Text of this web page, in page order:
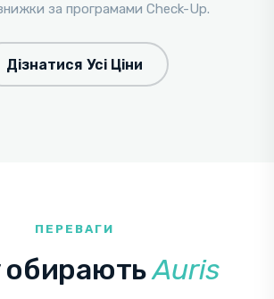
за програмами Check-Up.
Дізнатися Усi Ціни
ПЕРЕВАГИ
обираютьAuris